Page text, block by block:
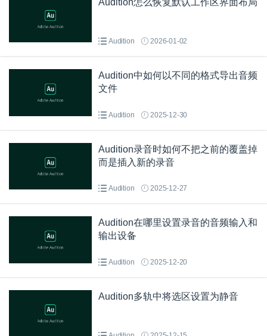
Audition怎么恢复默认工作区界面布局
Audition 2026-01-02
Audition中如何以不同的格式导出音频
文件
Audition 2025-12-30
Audition录音时如何不把之前的覆盖掉
而是插入新的录音
Audition 2025-12-27
Audition在哪里设置录音的音频输入和
输出设备
Audition 2025-12-20
Audition多轨中将选区设置为静音